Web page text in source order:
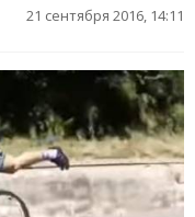
21 сентября 2016, 14:11